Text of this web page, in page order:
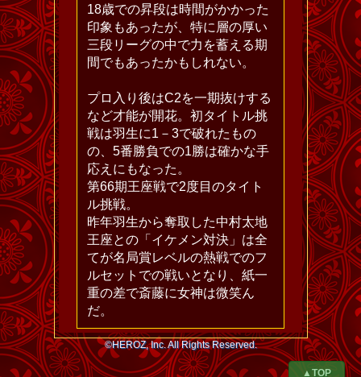
18歳での昇段は時間がかかった
印象もあったが、特に層の厚い
三段リーグの中で力を蓄える期
間でもあったかもしれない。
プロ入り後はC2を一期抜けする
など才能が開花。初タイトル挑
戦は羽生に1－3で破れたもの
の、5番勝負での1勝は確かな手
応えにもなった。
第66期王座戦で2度目のタイト
ル挑戦。
昨年羽生から奪取した中村太地
王座との「イケメン対決」は全
てが名局賞レベルの熱戦でのフ
ルセットでの戦いとなり、紙一
重の差で斎藤に女神は微笑ん
だ。
©HEROZ, Inc. All Rights Reserved.
▲TOP